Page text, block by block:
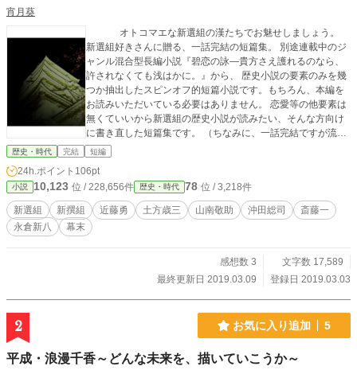
宵月葵
オトコマエな新選組の漢たちでお魅せしましょう。
新選組好きさんに贈る、一話完結の短篇集。 別途連載中のジ
ャンル混合型長編小説『碧恋の詠―貴方さえ護れるのなら、
許されなくても浅はかに。』から、 歴史小説の要素のみを幾
つか抽出したスピンオフ的短篇小説です。もちろん、本編を
お読みいただいている必要はありません。 恋愛等の他要素は
無くていいから新選組の歴史小説が読みたい、そんな方向け
に書き直した短篇集です。 （ちなみに、一話完結ですが流れ
は作ってあります） 楽しんでいただけますように。
歴史・時代 完結 短編
24h.ポイント 106pt
小説 10,123 位 / 228,656件 歴史・時代 78 位 / 3,218件
新選組 新撰組 近藤勇 土方歳三 山南敬助 沖田総司
斎藤一
永倉新八
幕末
感想数 3
文字数 17,589
最終更新日 2019.03.09
登録日 2019.03.03
2 お気に入り追加 5
平成・浪漫千香～どんな未来を、描いていこうか～